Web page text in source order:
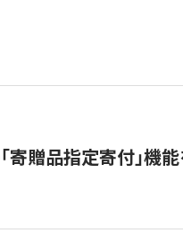
贈品指定寄付」機能